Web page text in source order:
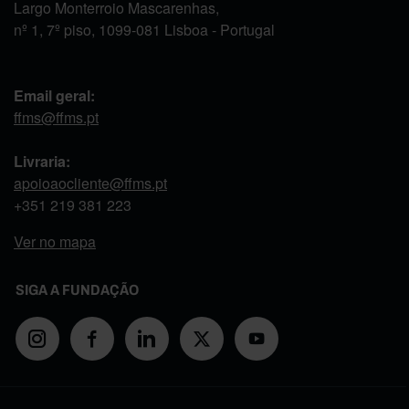
Largo Monterroio Mascarenhas,
nº 1, 7º piso, 1099-081 Lisboa - Portugal
Email geral:
ffms@ffms.pt
Livraria:
apoioaocliente@ffms.pt
+351 219 381 223
Ver no mapa
SIGA A FUNDAÇÃO